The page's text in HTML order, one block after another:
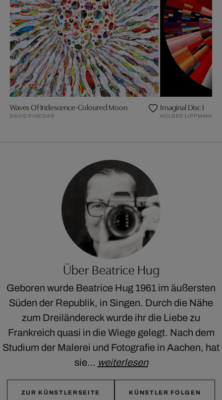
Waves Of Iridescence-Coloured Moon
DAVID PINEGAR
Imaginal Disc I
HOLGER LIPPMANN
Über Beatrice Hug
Geboren wurde Beatrice Hug 1961 im äußersten
Süden der Republik, in Singen. Durch die Nähe
zum Dreiländereck wurde ihr die Liebe zu
Frankreich quasi in die Wiege gelegt. Nach dem
Studium der Malerei und Fotografie in Aachen, hat
sie… weiterlesen
ZUR KÜNSTLERSEITE KÜNSTLER FOLGEN